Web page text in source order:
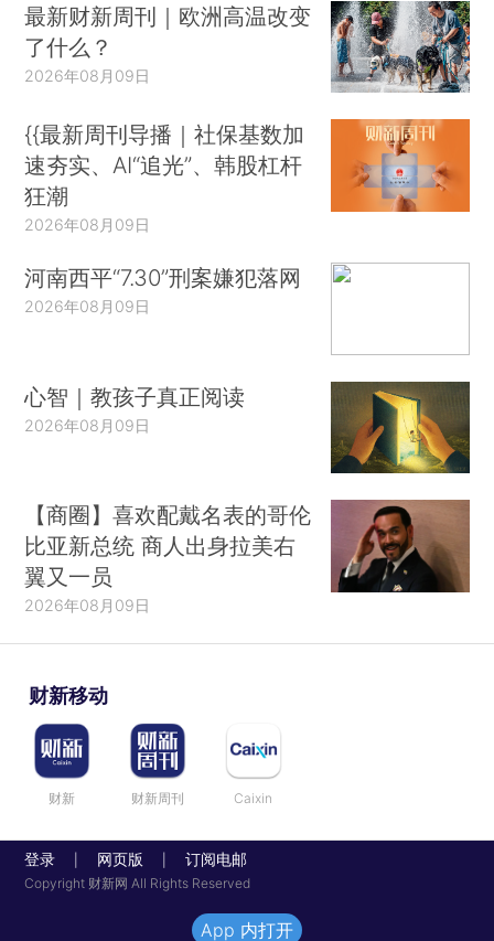
最新财新周刊｜欧洲高温改变
了什么？
2026年08月09日
{{最新周刊导播｜社保基数加
速夯实、AI“追光”、韩股杠杆
狂潮
2026年08月09日
河南西平“7.30”刑案嫌犯落网
2026年08月09日
心智｜教孩子真正阅读
2026年08月09日
【商圈】喜欢配戴名表的哥伦
比亚新总统 商人出身拉美右
翼又一员
2026年08月09日
财新移动
财新 财新周刊 Caixin
登录 网页版 订阅电邮
Copyright 财新网 All Rights Reserved
App 内打开